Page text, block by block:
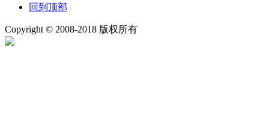
回到顶部
Copyright © 2008-2018 版权所有